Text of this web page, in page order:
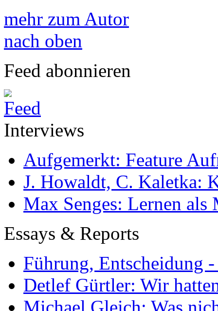
mehr zum Autor
nach oben
Feed abonnieren
Interviews
Aufgemerkt: Feature
J. Howaldt, C. Kaletka:
Max Senges: Lernen als
Essays & Reports
Führung, Entscheidung
Detlef Gürtler: Wir
Michael Gleich: Was